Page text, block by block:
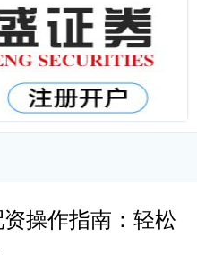
操作指南：轻松